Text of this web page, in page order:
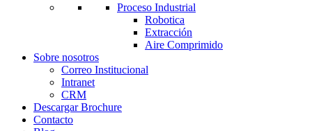
Proceso Industrial
Robotica
Extracción
Aire Comprimido
Sobre nosotros
Correo Institucional
Intranet
CRM
Descargar Brochure
Contacto